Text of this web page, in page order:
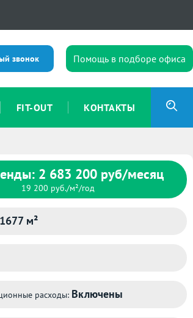
звонок Помощь в подборе офиса
FIT-OUT КОНТАКТЫ
2 683 200 руб/месяц
19 200 руб./м²/год
1677 м²
расходы: Включены